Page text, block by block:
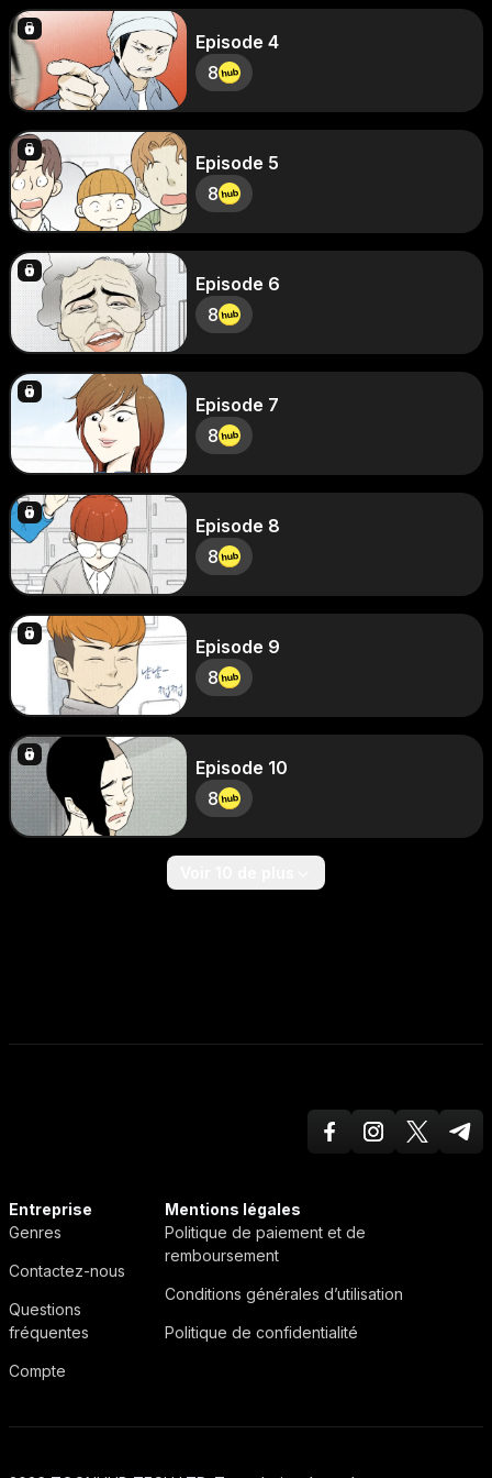
Episode 4
8
Episode 5
8
Episode 6
8
Episode 7
8
Episode 8
8
Episode 9
8
Episode 10
8
FacebookInstagramTwitter X
Entreprise
Genres
Contactez-nous
Questions
fréquentes
Compte
Mentions légales
Politique de paiement et de
remboursement
Conditions générales d’utilisation
Politique de confidentialité